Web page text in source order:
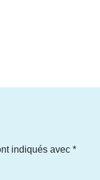
indiqués avec *